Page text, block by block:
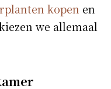
kopen en
we allemaal